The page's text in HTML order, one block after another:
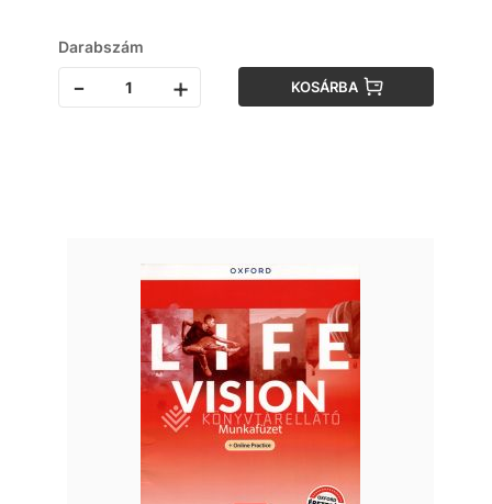
Darabszám
- + KOSÁRBA